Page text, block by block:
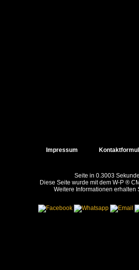
Impressum
Seite in 0.3003
Diese Seite wurde mit dem W-P ®
Weitere Informationen erhalten